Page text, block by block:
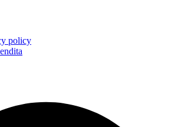
policy